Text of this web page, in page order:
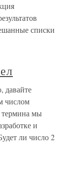
списки
давайте
числом
термина мы
и
ли число 2